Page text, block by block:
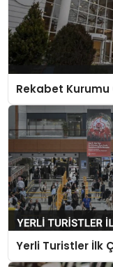
Rekabet Kurumu
Yerli Turistler İlk